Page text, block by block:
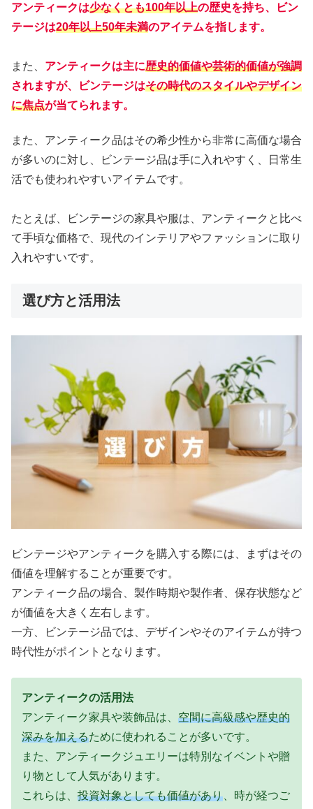
アンティークは少なくとも100年以上の歴史を持ち、ビン
テージは20年以上50年未満のアイテムを指します。
また、 アンティークは主に歴史的価値や芸術的価値が強調
されますが、ビンテージはその時代のスタイルやデザイン
に焦点が当てられます。
また、アンティーク品はその希少性から非常に高価な場合
が多いのに対し、ビンテージ品は手に入れやすく、日常生
活でも使われやすいアイテムです。
たとえば、ビンテージの家具や服は、アンティークと比べ
て手頃な価格で、現代のインテリアやファッションに取り
入れやすいです。
選び方と活用法
ビンテージやアンティークを購入する際には、まずはその
価値を理解することが重要です。
アンティーク品の場合、製作時期や製作者、保存状態など
が価値を大きく左右します。
一方、ビンテージ品では、デザインやそのアイテムが持つ
時代性がポイントとなります。
アンティークの活用法
アンティーク家具や装飾品は、 空間に高級感や歴史的
深みを加えるために使われることが多いです。
また、アンティークジュエリーは特別なイベントや贈
り物として人気があります。
これらは、 投資対象としても価値があり 、時が経つご